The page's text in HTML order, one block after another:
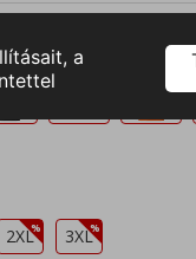
2XL 3XL